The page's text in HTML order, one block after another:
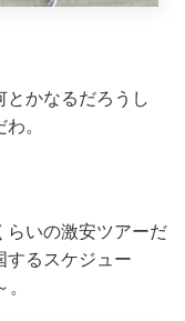
かなるだろうし
。
らいの激安ツアーだ
るスケジュー